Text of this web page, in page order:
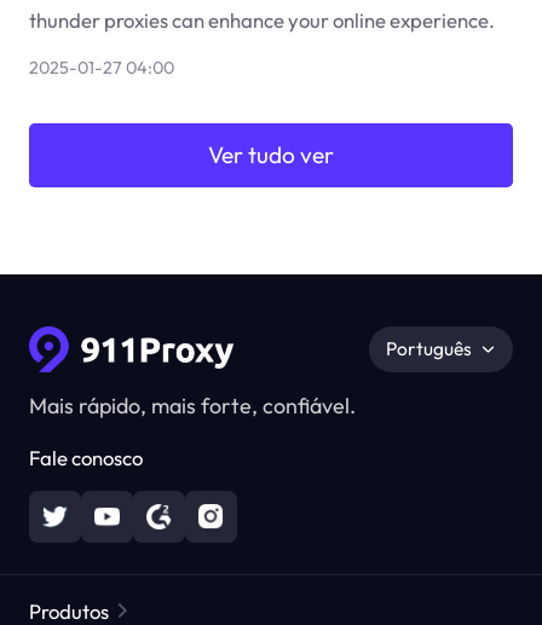
thunder proxies can enhance your online experience.
2025-01-27 04:00
Ver tudo ver
Mais rápido, mais forte, confiável.
Fale conosco
Português
Produtos